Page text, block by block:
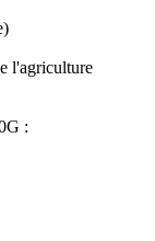
l'agriculture
: